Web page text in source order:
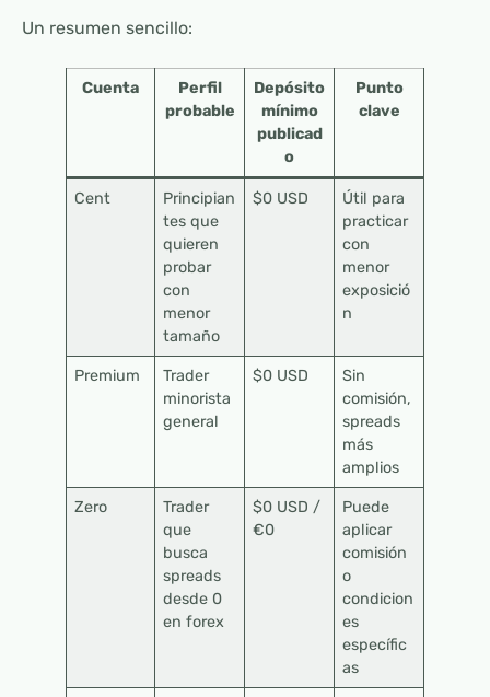
Un resumen sencillo:
Cuenta
Perfil
probable
Depósito
mínimo
publicad
o
Punto
clave
Cent
Principian
tes que
quieren
probar
con
menor
tamaño
$0 USD
Útil para
practicar
con
menor
exposició
n
Premium
Trader
minorista
general
$0 USD
Sin
comisión,
spreads
más
amplios
Zero
Trader
que
busca
spreads
desde 0
en forex
$0 USD /
€0
Puede
aplicar
comisión
o
condicion
es
específic
as